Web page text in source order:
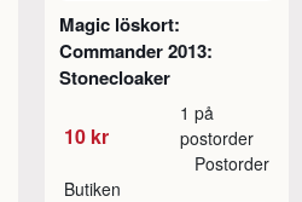
Magic löskort:
Commander 2013:
Stonecloaker
10 kr
1 på
postorder
Butiken
Postorder